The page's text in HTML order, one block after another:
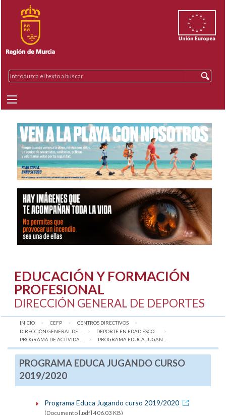
EDUCACIÓN Y FORMACIÓN
PROFESIONAL
DIRECCIÓN GENERAL DE DEPORTES
INICIO CEFP
CENTROS DIRECTIVOS
DIRECCIÓN GENERAL DE...
DEPORTE EN EDAD ESCO...
PROGRAMA DE ACTIVIDA...
AQUÍ:
PROGRAMA EDUCA JUGAN...
PROGRAMA EDUCA JUGANDO CURSO
2019/2020
Programa Educa Jugando curso 2019/2020
(Documento [.pdf] 406,03 KB)